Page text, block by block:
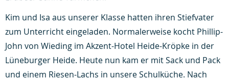
Kim und Isa aus unserer Klasse hatten ihren Stiefvater
zum Unterricht eingeladen. Normalerweise kocht Phillip-
John von Wieding im Akzent-Hotel Heide-Kröpke in der
Lüneburger Heide. Heute nun kam er mit Sack und Pack
und einem Riesen-Lachs in unsere Schulküche. Nach